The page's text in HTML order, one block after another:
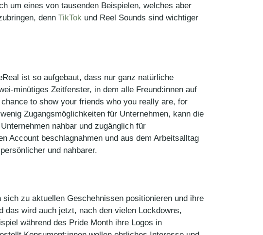
um eines von tausenden Beispielen, welches aber
denn TikTok und Reel Sounds sind wichtiger
ist so aufgebaut, dass nur ganz natürliche
minütiges Zeitfenster, in dem alle Freund:innen auf
to show your friends who you really are, for
Zugangsmöglichkeiten für Unternehmen, kann die
nahbar und zugänglich für
Account beschlagnahmen und aus dem Arbeitsalltag
und nahbarer.
zu aktuellen Geschehnissen positionieren und ihre
das wird auch jetzt, nach den vielen Lockdowns,
während des Pride Month ihre Logos in